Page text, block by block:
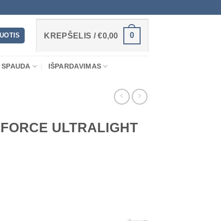
KREPŠELIS /€0,00 0
IŠPARDAVIMAS
ULTRALIGHT